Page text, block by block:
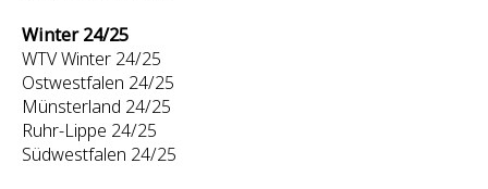
Winter 24/25
WTV Winter 24/25
Ostwestfalen 24/25
Münsterland 24/25
Ruhr-Lippe 24/25
Südwestfalen 24/25